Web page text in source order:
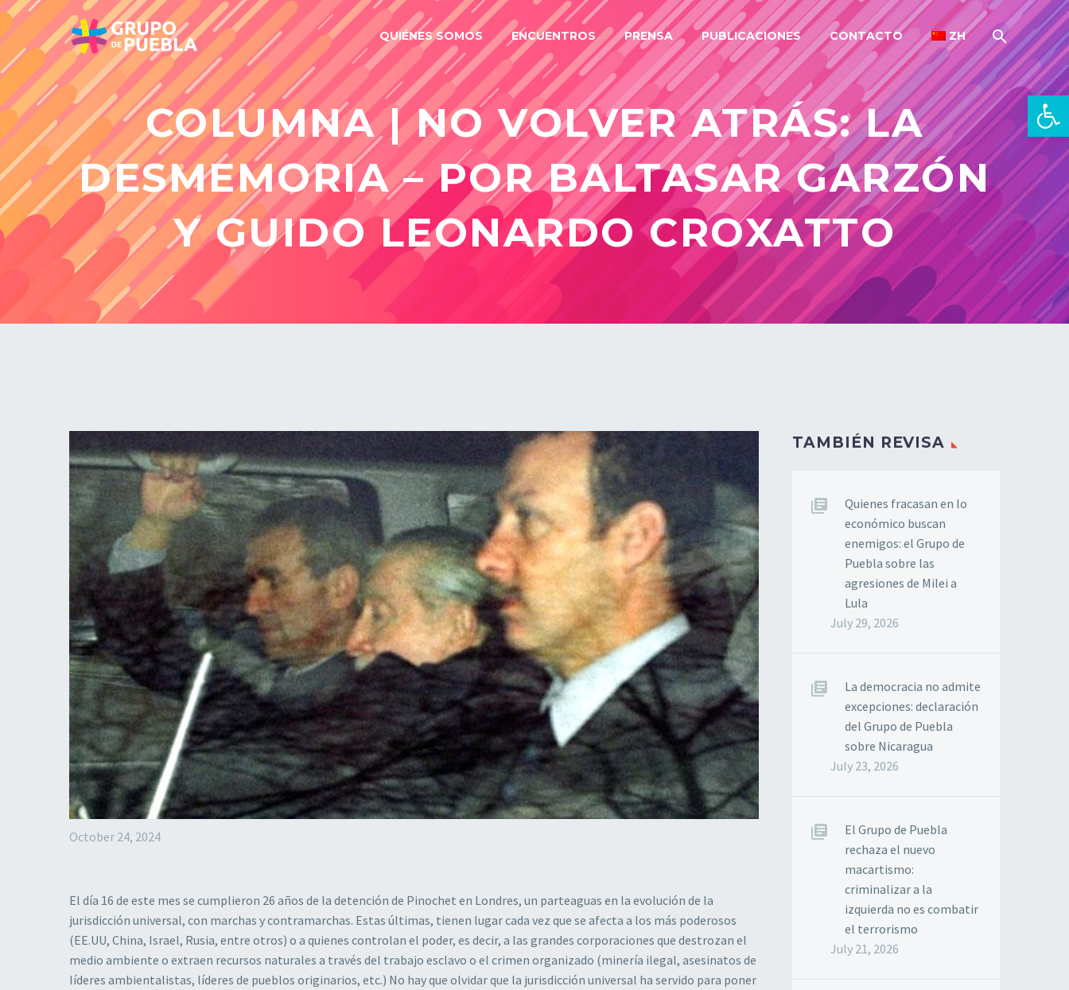
QUIÉNES SOMOS ENCUENTROS PRENSA PUBLICACIONES CONTACTO ZH
COLUMNA | NO VOLVER ATRÁS: LA
DESMEMORIA – POR BALTASAR GARZÓN
Y GUIDO LEONARDO CROXATTO
October 24, 2024
El día 16 de este mes se cumplieron 26 años de la detención de Pinochet en Londres, un parteaguas en la evolución de la
jurisdicción universal, con marchas y contramarchas. Estas últimas, tienen lugar cada vez que se afecta a los más poderosos
(EE.UU, China, Israel, Rusia, entre otros) o a quienes controlan el poder, es decir, a las grandes corporaciones que destrozan el
medio ambiente o extraen recursos naturales a través del trabajo esclavo o el crimen organizado (minería ilegal, asesinatos de
líderes ambientalistas, líderes de pueblos originarios, etc.) No hay que olvidar que la jurisdicción universal ha servido para poner
TAMBIÉN REVISA
Quienes fracasan en lo
económico buscan
enemigos: el Grupo de
Puebla sobre las
agresiones de Milei a
Lula
July 29, 2026
La democracia no admite
excepciones: declaración
del Grupo de Puebla
sobre Nicaragua
July 23, 2026
El Grupo de Puebla
rechaza el nuevo
macartismo:
criminalizar a la
izquierda no es combatir
el terrorismo
July 21, 2026